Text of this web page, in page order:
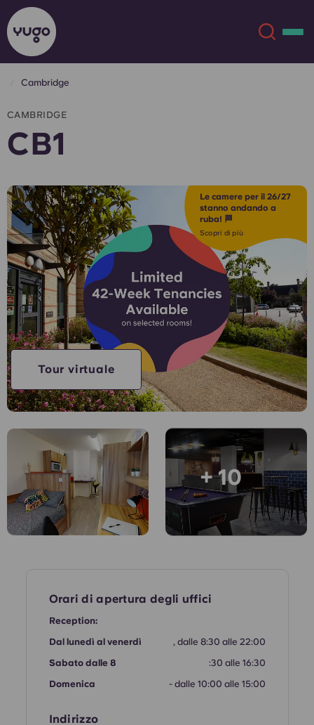
Chi siamo
Sedi
Altro
Account Lingua
English (GB)
English (US)
Chinese
Español
Català
Deutsch
French
Portuguese
Seleziona un paese
Seleziona una città
Seleziona una residenza
Chinese Español
Català Deutsch
Italian French
Portuguese
Cambridge
CAMBRIDGE
CB1
Le camere per il 26/27
stanno andando a
ruba! 🏁
Scopri di più
+ 10
Tour virtuale
Orari di apertura degli uffici
Reception:
Dal lunedì al venerdì
, dalle 8:30 alle 22:00
Sabato dalle 8
:30 alle 16:30
Domenica
- dalle 10:00 alle 15:00
Indirizzo